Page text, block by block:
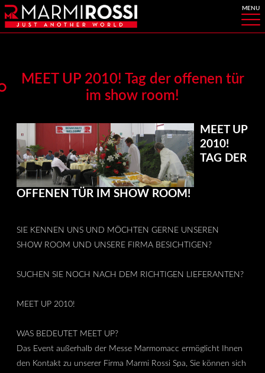
MEET UP 2010! Tag der offenen tür
im show room!
MEET UP
2010!
TAG DER
OFFENEN TÜR IM SHOW ROOM!
SIE KENNEN UNS UND MÖCHTEN GERNE UNSEREN
SHOW ROOM UND UNSERE FIRMA BESICHTIGEN?
SUCHEN SIE NOCH NACH DEM RICHTIGEN LIEFERANTEN?
MEET UP 2010!
WAS BEDEUTET MEET UP?
Das Event außerhalb der Messe Marmomacc ermöglicht Ihnen
den Kontakt zu unserer Firma Marmi Rossi Spa, Sie können sich